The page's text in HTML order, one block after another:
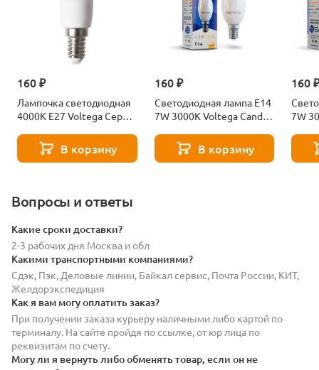
160 ₽
Лампочка светодиодная
4000К Е27 Voltega Серия
В корзину
160 ₽
Светодиодная лампа E14
7W 3000K Voltega Candle
В корзину
160
7W
Вопросы и ответы
Какие сроки доставки?
2-3 рабочих дня Москва и обл
Какими транспортными компаниями?
Сдэк, Пэк, Деловые линии, Байкал сервис, Почта России, КИТ,
Желдорэкспедиция
Как я вам могу оплатить заказ?
При получении заказа курьеру наличными либо картой по
терминалу. На сайте пройдя по ссылке, от юр лица по
реквизитам по счету.
Могу ли я вернуть либо обменять товар, если он не